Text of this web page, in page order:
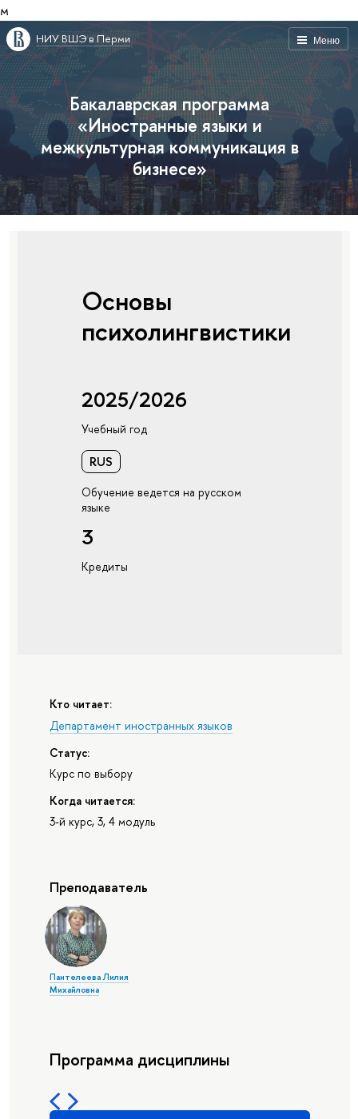
м
Меню
НИУ ВШЭ в Перми
Бакалаврская программа
«Иностранные языки и
межкультурная коммуникация в
бизнесе»
Основы
психолингвистики
2025/2026
Учебный год
RUS
Обучение ведется на русском
языке
3
Кредиты
Кто читает:
Департамент иностранных языков
Статус:
Курс по выбору
Когда читается:
3-й курс, 3, 4 модуль
Преподаватель
Пантелеева Лилия
Михайловна
Программа дисциплины